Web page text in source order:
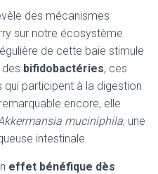
des mécanismes
sur notre écosystème
de cette baie stimule
bifidobactéries, ces
participent à la digestion
encore, elle
muciniphila, une
intestinale.
effet bénéfique dès